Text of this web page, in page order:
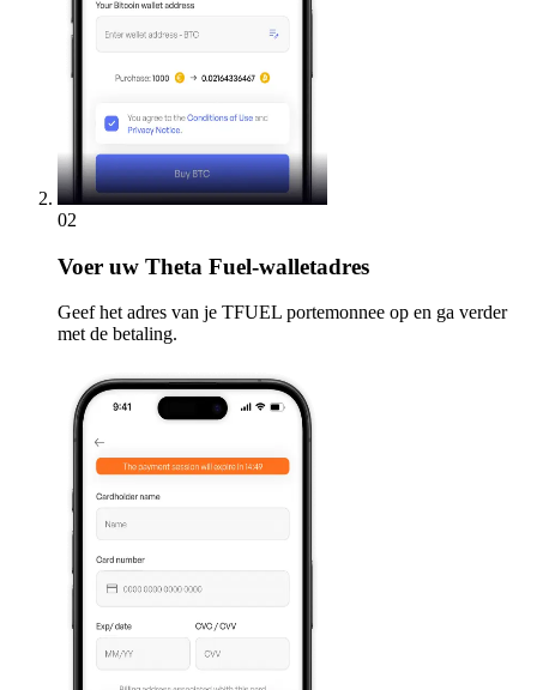
02
Voer uw Theta Fuel-walletadres
Geef het adres van je TFUEL portemonnee op en ga verder
met de betaling.